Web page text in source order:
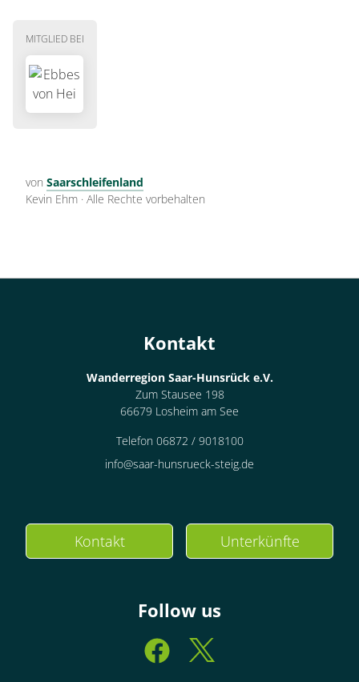
MITGLIED BEI
von Saarschleifenland
Kevin Ehm · Alle Rechte vorbehalten
Kontakt
Wanderregion Saar-Hunsrück e.V.
Zum Stausee 198
66679 Losheim am See
Telefon 06872 / 9018100
info@saar-hunsrueck-steig.de
Kontakt Unterkünfte
Follow us